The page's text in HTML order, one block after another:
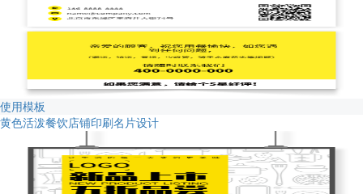
使用模板
黄色活泼餐饮店铺印刷名片设计